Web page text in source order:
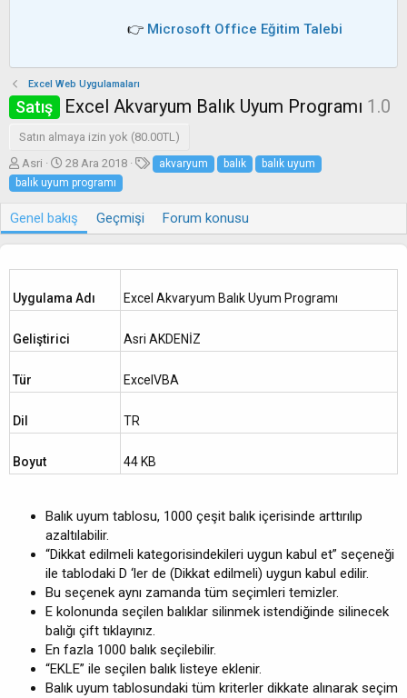
👉 Microsoft Office Eğitim Talebi
Excel Web Uygulamaları
Satış Excel Akvaryum Balık Uyum Programı 1.0
Satın almaya izin yok (80.00TL)
Y
a
z
r
Asri
O
l
u
t
u
l
m
t
i
28 Ara 2018
E
t
r
akvaryum balık
balık uyum
balık uyum programı
Genel bakış Geçmişi Forum konusu
Uygulama Adı Excel Akvaryum Balık Uyum Programı
Geliştirici Asri AKDENİZ
Tür ExcelVBA
Dil TR
Boyut 44 KB
Balık uyum tablosu, 1000 çeşit balık içerisinde arttırılıp
azaltılabilir.
“Dikkat edilmeli kategorisindekileri uygun kabul et” seçeneği
ile tablodaki D ‘ler de (Dikkat edilmeli) uygun kabul edilir.
Bu seçenek aynı zamanda tüm seçimleri temizler.
E kolonunda seçilen balıklar silinmek istendiğinde silinecek
balığı çift tıklayınız.
En fazla 1000 balık seçilebilir.
“EKLE” ile seçilen balık listeye eklenir.
Balık uyum tablosundaki tüm kriterler dikkate alınarak seçim